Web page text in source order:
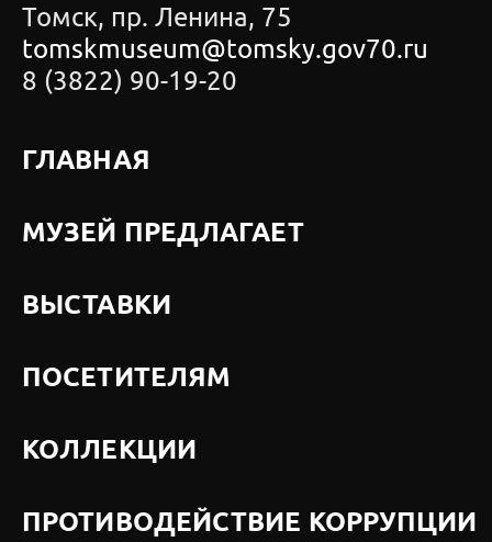
Томск, пр. Ленина, 75
tomskmuseum@tomsky.gov70.ru
8 (3822) 90-19-20
ГЛАВНАЯ
МУЗЕЙ ПРЕДЛАГАЕТ
ВЫСТАВКИ
ПОСЕТИТЕЛЯМ
КОЛЛЕКЦИИ
ПРОТИВОДЕЙСТВИЕ КОРРУПЦИИ